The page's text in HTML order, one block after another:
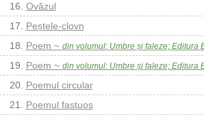
16. Ovăzul
17. Peștele-clovn
18. Poem ~ din volumul: Umbre și faleze; Editura
19. Poem ~ din volumul: Umbre și faleze; Editura
20. Poemul circular
21. Poemul fastuos